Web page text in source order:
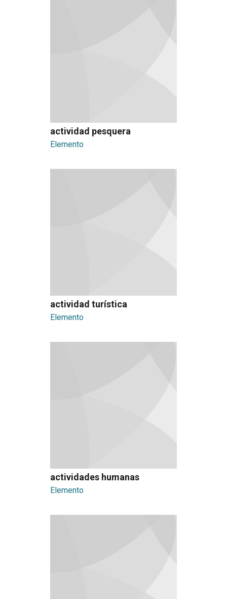
actividad pesquera
Elemento
actividad turística
Elemento
actividades humanas
Elemento